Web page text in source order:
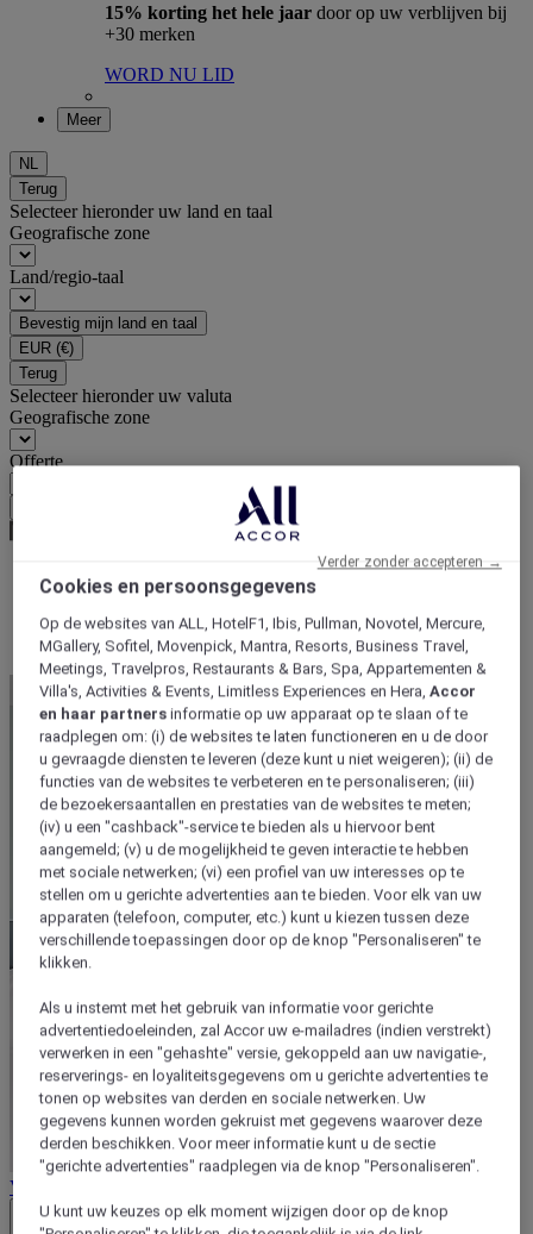
15% korting het hele jaar door op uw verblijven bij
+30 merken
WORD NU LID
Meer
NL
Terug
Selecteer hieronder uw land en taal
Geografische zone
Land/regio-taal
Bevestig mijn land en taal
EUR (€)
Terug
Selecteer hieronder uw valuta
Geografische zone
Offerte
Hub aanbiedingen
Parkeren, slapen en verblijven
Verkoopvoorwaarden
Close button
Cookies en persoonsgegevens
Op de websites van ALL, HotelF1, Ibis, Pullman, Novotel, Mercure,
MGallery, Sofitel, Movenpick, Mantra, Resorts, Business Travel,
Meetings, Travelpros, Restaurants & Bars, Spa, Appartementen &
Villa's, Activities & Events, Limitless Experiences en Hera,Accor
en haar partners informatie op uw apparaat op te slaan of te
raadplegen om: (i) de websites te laten functioneren en u de door
u gevraagde diensten te leveren (deze kunt u niet weigeren); (ii) de
functies van de websites te verbeteren en te personaliseren; (iii)
de bezoekersaantallen en prestaties van de websites te meten;
(iv) u een "cashback"-service te bieden als u hiervoor bent
aangemeld; (v) u de mogelijkheid te geven interactie te hebben
met sociale netwerken; (vi) een profiel van uw interesses op te
stellen om u gerichte advertenties aan te bieden. Voor elk van uw
apparaten (telefoon, computer, etc.) kunt u kiezen tussen deze
verschillende toepassingen door op de knop "Personaliseren" te
klikken.
Als u instemt met het gebruik van informatie voor gerichte
advertentiedoeleinden, zal Accor uw e-mailadres (indien verstrekt)
verwerken in een "gehashte" versie, gekoppeld aan uw navigatie-,
reserverings- en loyaliteitsgegevens om u gerichte advertenties te
tonen op websites van derden en sociale netwerken. Uw
gegevens kunnen worden gekruist met gegevens waarover deze
derden beschikken. Voor meer informatie kunt u de sectie
"gerichte advertenties" raadplegen via de knop "Personaliseren".
U kunt uw keuzes op elk moment wijzigen door op de knop
Verder zonder accepteren →